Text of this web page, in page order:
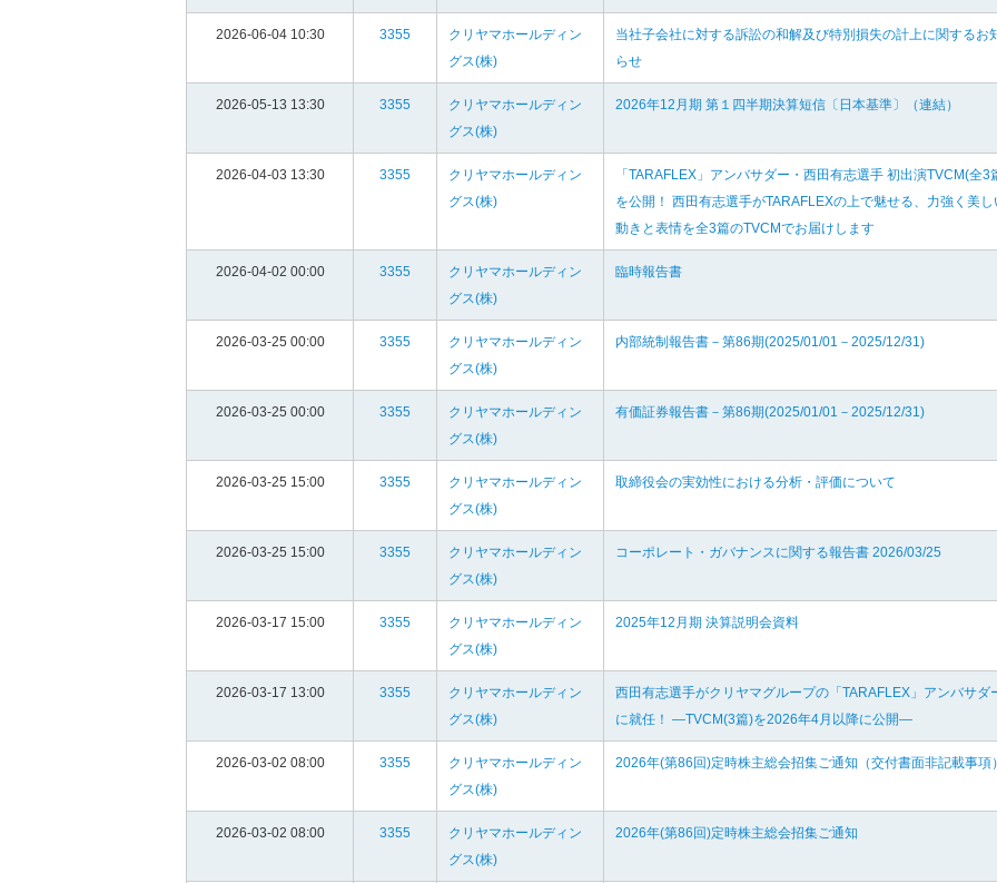
2026-06-04 10:30 3355
クリヤマホールディン
グス(株)
当社子会社に対する訴訟の和解及び特別損失の計上に関するお
らせ
2026-05-13 13:30 3355
クリヤマホールディン
グス(株)
2026年12月期 第１四半期決算短信〔日本基準〕（連結）
2026-04-03 13:30 3355
クリヤマホールディン
グス(株)
「TARAFLEX」アンバサダー・西田有志選手 初出演TVCM(全3
を公開！ 西田有志選手がTARAFLEXの上で魅せる、力強く美し
動きと表情を全3篇のTVCMでお届けします
2026-04-02 00:00 3355
クリヤマホールディン
グス(株)
臨時報告書
2026-03-25 00:00 3355
クリヤマホールディン
グス(株)
内部統制報告書－第86期(2025/01/01－2025/12/31)
2026-03-25 00:00 3355
クリヤマホールディン
グス(株)
有価証券報告書－第86期(2025/01/01－2025/12/31)
2026-03-25 15:00 3355
クリヤマホールディン
グス(株)
取締役会の実効性における分析・評価について
2026-03-25 15:00 3355
クリヤマホールディン
グス(株)
コーポレート・ガバナンスに関する報告書 2026/03/25
2026-03-17 15:00 3355
クリヤマホールディン
グス(株)
2025年12月期 決算説明会資料
2026-03-17 13:00 3355
クリヤマホールディン
グス(株)
西田有志選手がクリヤマグループの「TARAFLEX」アンバサダ
に就任！ ―TVCM(3篇)を2026年4月以降に公開―
2026-03-02 08:00 3355
クリヤマホールディン
グス(株)
2026年(第86回)定時株主総会招集ご通知（交付書面非記載事項
2026-03-02 08:00 3355
クリヤマホールディン
グス(株)
2026年(第86回)定時株主総会招集ご通知